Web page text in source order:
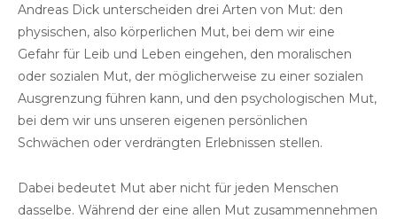
Andreas Dick unterscheiden drei Arten von Mut: den
physischen, also körperlichen Mut, bei dem wir eine
Gefahr für Leib und Leben eingehen, den moralischen
oder sozialen Mut, der möglicherweise zu einer sozialen
Ausgrenzung führen kann, und den psychologischen Mut,
bei dem wir uns unseren eigenen persönlichen
Schwächen oder verdrängten Erlebnissen stellen.
Dabei bedeutet Mut aber nicht für jeden Menschen
dasselbe. Während der eine allen Mut zusammennehmen